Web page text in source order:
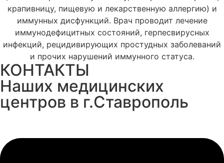
крапивницу, пищевую и лекарственную аллергию) и
иммунных дисфункций. Врач проводит лечение
иммунодефицитных состояний, герпесвирусных
инфекций, рецидивирующих простудных заболеваний
и прочих нарушений иммунного статуса.
КОНТАКТЫ
Наших медицинских
центров в г.Ставрополь